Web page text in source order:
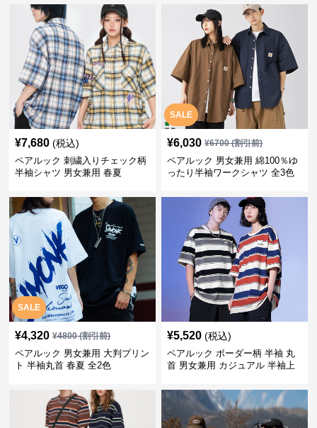
¥7,680 (税込)
ペアルック 刺繍入りチェック柄
半袖シャツ 男女兼用 春夏
SALE
¥6,030 ¥6700(割引前)
ペアルック 男女兼用 綿100％ゆ
ったり半袖ワークシャツ 全3色
SALE
¥4,320 ¥4800(割引前)
ペアルック 男女兼用 大判プリン
ト 半袖丸首 春夏 全2色
¥5,520 (税込)
ペアルック ボーダー柄 半袖 丸
首 男女兼用 カジュアル 半袖上